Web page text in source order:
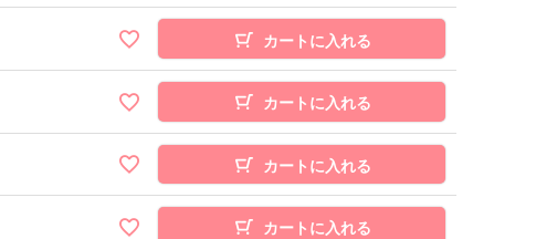
カートに入れる
カートに入れる
カートに入れる
カートに入れる